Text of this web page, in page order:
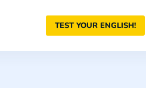
TEST YOUR ENGLISH!